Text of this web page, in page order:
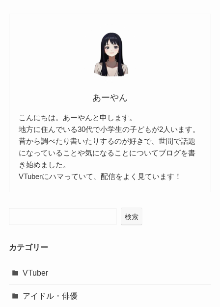
あーやん
こんにちは。あーやんと申します。
地方に住んでいる30代で小学生の子どもが2人います。
昔から調べたり書いたりするのが好きで、世間で話題
になっていることや気になることについてブログを書
き始めました。
VTuberにハマっていて、配信をよく見ています！
検索
カテゴリー
VTuber
アイドル・俳優